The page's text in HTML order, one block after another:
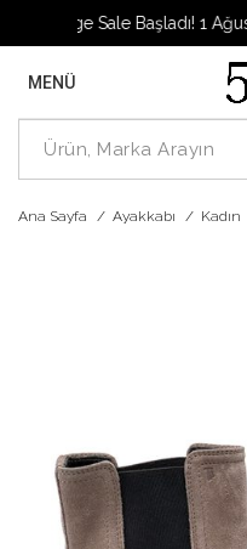
Sale Başladı! 1 Ağustos
MENÜ
Ana Sayfa Ayakkabı Kadın